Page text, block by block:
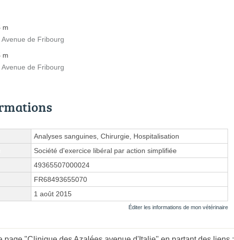
m
de Fribourg
m
de Fribourg
Analyses sanguines, Chirurgie, Hospitalisation
Société d'exercice libéral par action simplifiée
49365507000024
FR68493655070
1 août 2015
Éditer les informations de mon vétérinaire